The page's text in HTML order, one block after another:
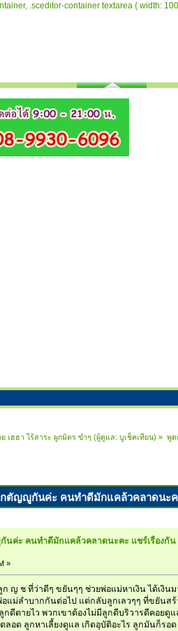
.sceditor-container textarea { width:
เฮฮา ไร้สาระ ผูกมิตร ขำๆ (ผู้ดูแล:บูเช็คเทียน) » พูด
ตัญญูกันค่ะ คนทำดีมักแคล้วคลาดนะค
นค่ะ คนทำดีมักแคล้วคลาดนะคะ แชร์เรื่องกัน
»
ก ญ ช ที่ว่าดีๆ ขยันๆๆ ช่วยพ่อแม่หาเงิน ได้เ
อแม่ลำบากกันต่อไป แต่กลับลูกเลวๆๆ ที่ขยันส
ดีตายไว พวกเขาต้องไม่มีลูกดีบริวารดีคอย
อด ลูกหาเลี้ยงดูแล เกิดอุบัติอะไร ลูกมันก็รอ